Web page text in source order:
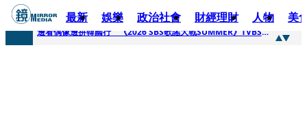
最新 娛樂 政治社會 財經理財 人物 美
快訊
邊看偶像邊拚韓國行 《2026 SBS歌謠大戰SUMMER》TVBS直播祭追星福利